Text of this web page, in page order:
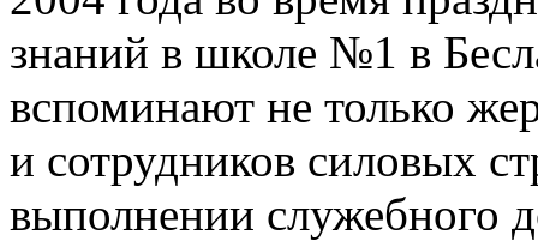
знаний в школе №1 в
вспоминают не только
и сотрудников силовых
выполнении служебного